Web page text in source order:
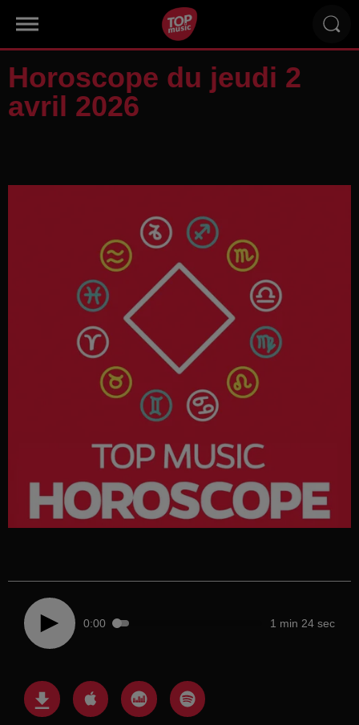
Horoscope du jeudi 2
avril 2026
0:00 1 min 24 sec